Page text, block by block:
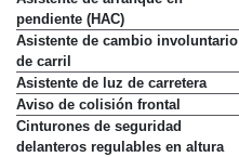
pendiente (HAC)
Asistente de cambio involuntario
de carril
Asistente de luz de carretera
Aviso de colisión frontal
Cinturones de seguridad
delanteros regulables en altura